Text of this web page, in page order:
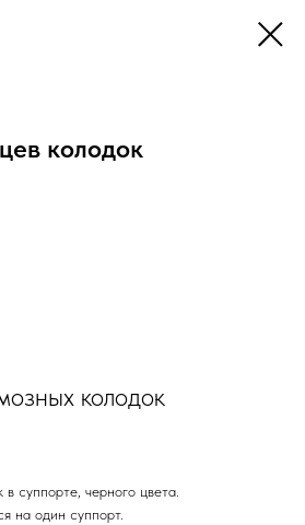
колодок
колодок
суппорте, черного цвета.
на один суппорт.